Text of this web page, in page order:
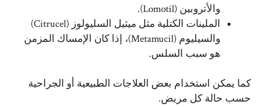
والأتروبين (Lomotil).
الملينات الكتلية مثل ميثيل السليولوز (Citrucel)
والسيليوم (Metamucil)، إذا كان الإمساك المزمن
هو سبب السلس.
كما يمكن استخدام بعض العلاجات الطبيعية أو الجراحية
حسب حالة كل مريض.